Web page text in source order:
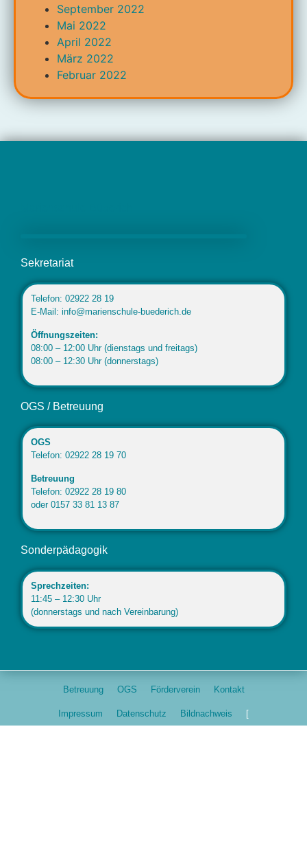
September 2022
Mai 2022
April 2022
März 2022
Februar 2022
Sekretariat
Telefon: 02922 28 19
E-Mail: info@marienschule-buederich.de
Öffnungszeiten:
08:00 – 12:00 Uhr (dienstags und freitags)
08:00 – 12:30 Uhr (donnerstags)
OGS / Betreuung
OGS
Telefon: 02922 28 19 70
Betreuung
Telefon: 02922 28 19 80
oder 0157 33 81 13 87
Sonderpädagogik
Sprechzeiten:
11:45 – 12:30 Uhr
(donnerstags und nach Vereinbarung)
Betreuung OGS Förderverein Kontakt
Impressum Datenschutz Bildnachweis [